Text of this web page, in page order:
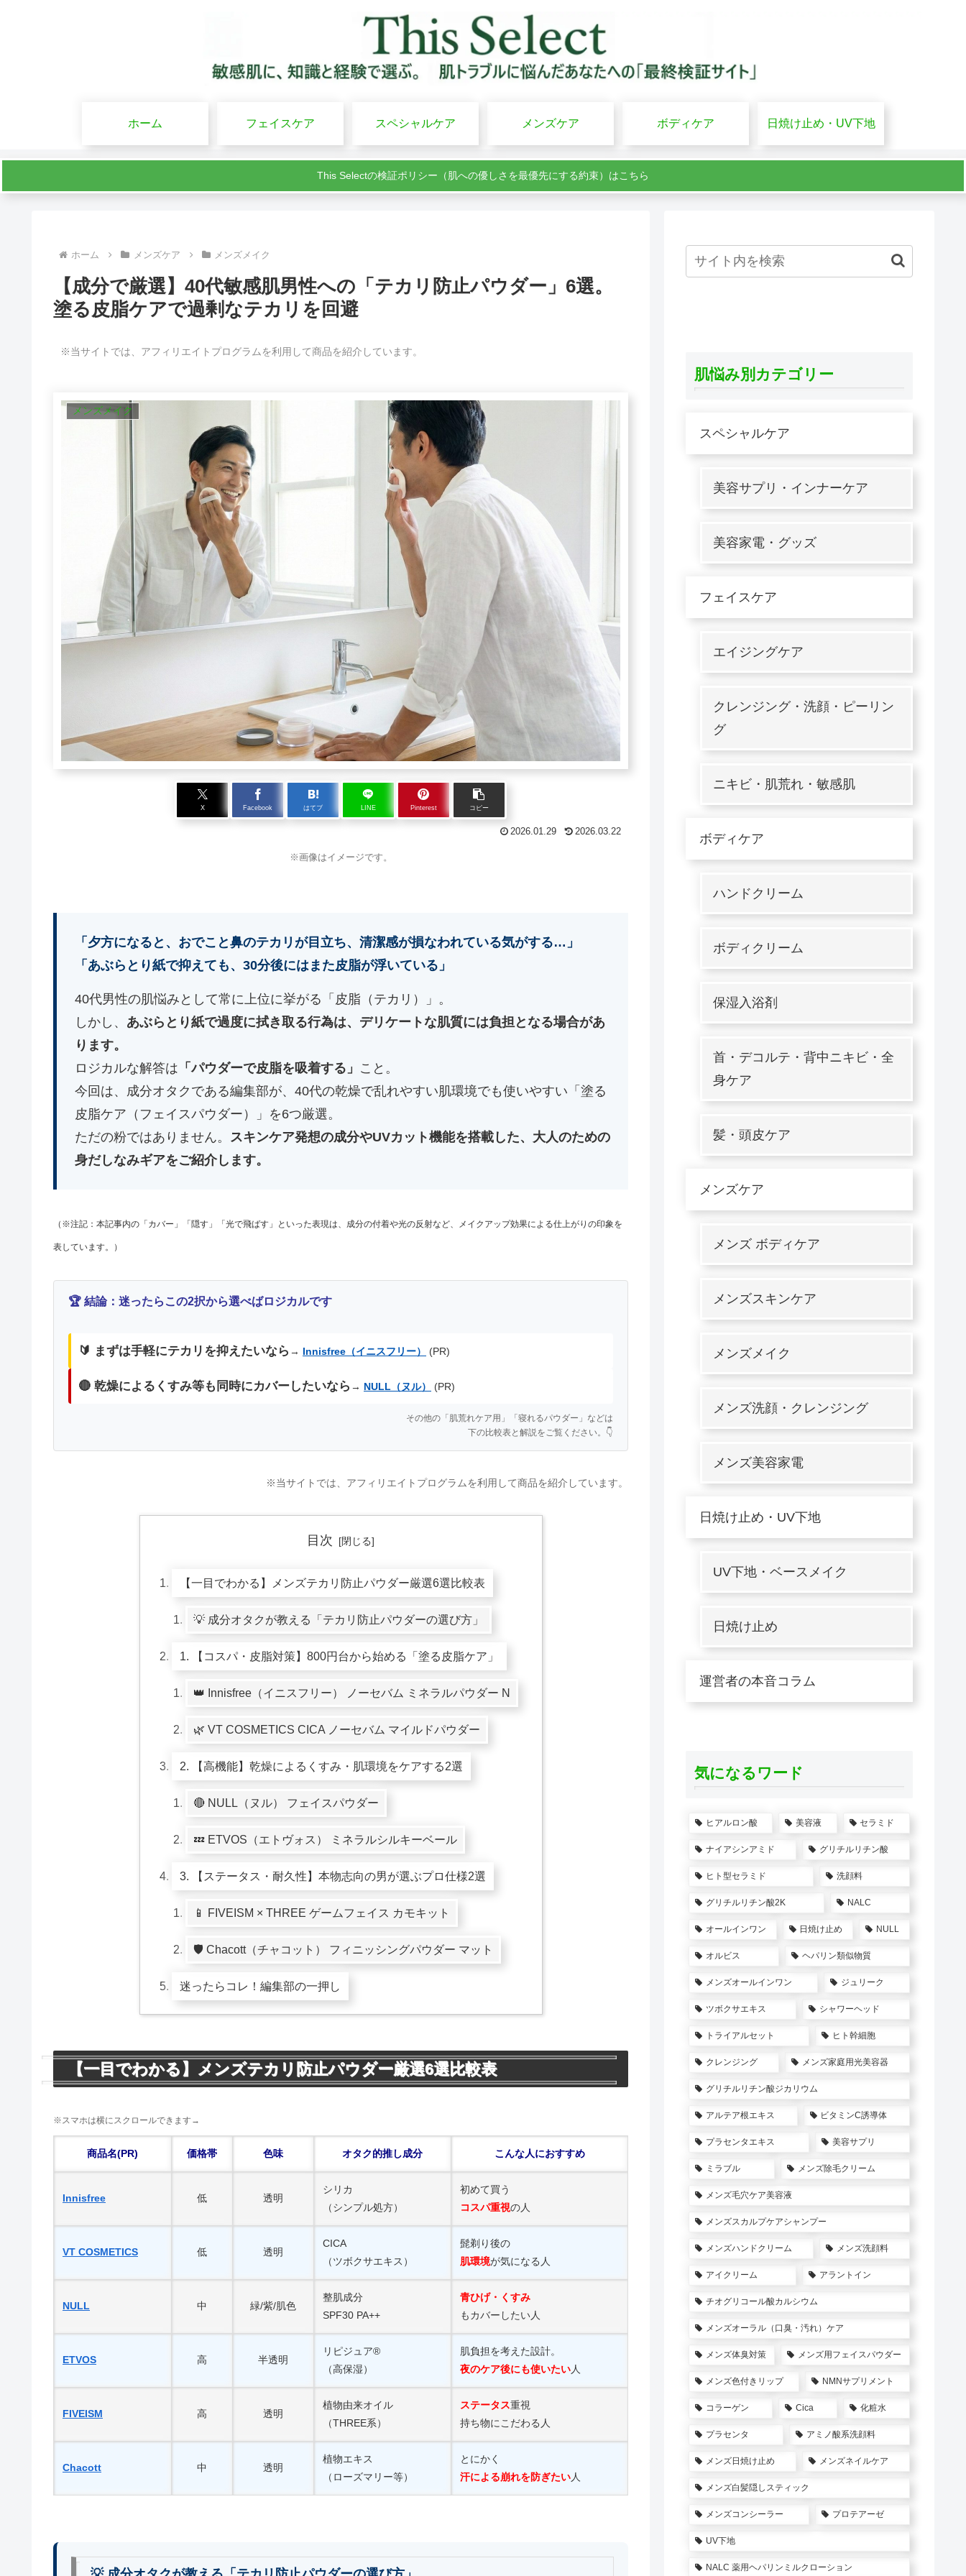
ホーム フェイスケア スペシャルケア メンズケア ボディケア 日焼け止め・UV下地
This Selectの検証ポリシー（肌への優しさを最優先にする約束）はこちら
ホーム メンズケア メンズメイク
【成分で厳選】40代敏感肌男性への「テカリ防止パウダー」6選。
塗る皮脂ケアで過剰なテカリを回避
※当サイトでは、アフィリエイトプログラムを利用して商品を紹介しています。
メンズメイク
X Facebook はてブ LINE Pinterest コピー
2026.01.29 2026.03.22
※画像はイメージです。
「夕方になると、おでこと鼻のテカリが目立ち、清潔感が損なわれている気がする…」
「あぶらとり紙で抑えても、30分後にはまた皮脂が浮いている」
40代男性の肌悩みとして常に上位に挙がる「皮脂（テカリ）」。
しかし、 あぶらとり紙で過度に拭き取る行為は、デリケートな肌質には負担となる場合があ
ります。
ロジカルな解答は 「パウダーで皮脂を吸着する」 こと。
今回は、成分オタクである編集部が、40代の乾燥で乱れやすい肌環境でも使いやすい「塗る
皮脂ケア（フェイスパウダー）」を6つ厳選。
ただの粉ではありません。 スキンケア発想の成分やUVカット機能を搭載した、大人のための
身だしなみギアをご紹介します。
（※注記：本記事内の「カバー」「隠す」「光で飛ばす」といった表現は、成分の付着や光の反射など、メイクアップ効果による仕上がりの印象を
表しています。）
🏆 結論：迷ったらこの2択から選べばロジカルです
🔰 まずは手軽にテカリを抑えたいなら → Innisfree（イニスフリー） (PR)
🔴 乾燥によるくすみ等も同時にカバーしたいなら → NULL（ヌル） (PR)
その他の「肌荒れケア用」「寝れるパウダー」などは
下の比較表と解説をご覧ください。👇
※当サイトでは、アフィリエイトプログラムを利用して商品を紹介しています。
目次
【一目でわかる】メンズテカリ防止パウダー厳選6選比較表
💡 成分オタクが教える「テカリ防止パウダーの選び方」
1. 【コスパ・皮脂対策】800円台から始める「塗る皮脂ケア」
👑 Innisfree（イニスフリー） ノーセバム ミネラルパウダー N
🌿 VT COSMETICS CICA ノーセバム マイルドパウダー
2. 【高機能】乾燥によるくすみ・肌環境をケアする2選
🔴 NULL（ヌル） フェイスパウダー
💤 ETVOS（エトヴォス） ミネラルシルキーベール
3. 【ステータス・耐久性】本物志向の男が選ぶプロ仕様2選
📱 FIVEISM × THREE ゲームフェイス カモキット
🛡️ Chacott（チャコット） フィニッシングパウダー マット
迷ったらコレ！編集部の一押し
【一目でわかる】メンズテカリ防止パウダー厳選6選比較表
※スマホは横にスクロールできます→
商品名(PR) 価格帯 色味 オタク的推し成分 こんな人におすすめ
Innisfree 低 透明
シリカ
（シンプル処方）
初めて買う
コスパ重視の人
VT COSMETICS 低 透明
CICA
（ツボクサエキス）
髭剃り後の
肌環境が気になる人
NULL 中 緑/紫/肌色
整肌成分
SPF30 PA++
青ひげ・くすみ
もカバーしたい人
ETVOS 高 半透明
リピジュア®
（高保湿）
肌負担を考えた設計。
夜のケア後にも使いたい人
FIVEISM 高 透明
植物由来オイル
（THREE系）
ステータス重視
持ち物にこだわる人
Chacott 中 透明
植物エキス
（ローズマリー等）
とにかく
汗による崩れを防ぎたい人
肌悩み別カテゴリー
スペシャルケア
美容サプリ・インナーケア
美容家電・グッズ
フェイスケア
エイジングケア
クレンジング・洗顔・ピーリン
グ
ニキビ・肌荒れ・敏感肌
ボディケア
ハンドクリーム
ボディクリーム
保湿入浴剤
首・デコルテ・背中ニキビ・全
身ケア
髪・頭皮ケア
メンズケア
メンズ ボディケア
メンズスキンケア
メンズメイク
メンズ洗顔・クレンジング
メンズ美容家電
日焼け止め・UV下地
UV下地・ベースメイク
日焼け止め
運営者の本音コラム
気になるワード
ヒアルロン酸 美容液 セラミド
ナイアシンアミド グリチルリチン酸
ヒト型セラミド 洗顔料
グリチルリチン酸2K NALC
オールインワン 日焼け止め NULL
オルビス ヘパリン類似物質
メンズオールインワン ジュリーク
ツボクサエキス シャワーヘッド
トライアルセット ヒト幹細胞
クレンジング メンズ家庭用光美容器
グリチルリチン酸ジカリウム
アルテア根エキス ビタミンC誘導体
プラセンタエキス 美容サプリ
ミラブル メンズ除毛クリーム
メンズ毛穴ケア美容液
メンズスカルプケアシャンプー
メンズハンドクリーム メンズ洗顔料
アイクリーム アラントイン
チオグリコール酸カルシウム
メンズオーラル（口臭・汚れ）ケア
メンズ体臭対策 メンズ用フェイスパウダー
メンズ色付きリップ NMNサプリメント
コラーゲン Cica 化粧水
プラセンタ アミノ酸系洗顔料
メンズ日焼け止め メンズネイルケア
メンズ白髪隠しスティック
メンズコンシーラー プロテアーゼ
UV下地
NALC 薬用ヘパリンミルクローション